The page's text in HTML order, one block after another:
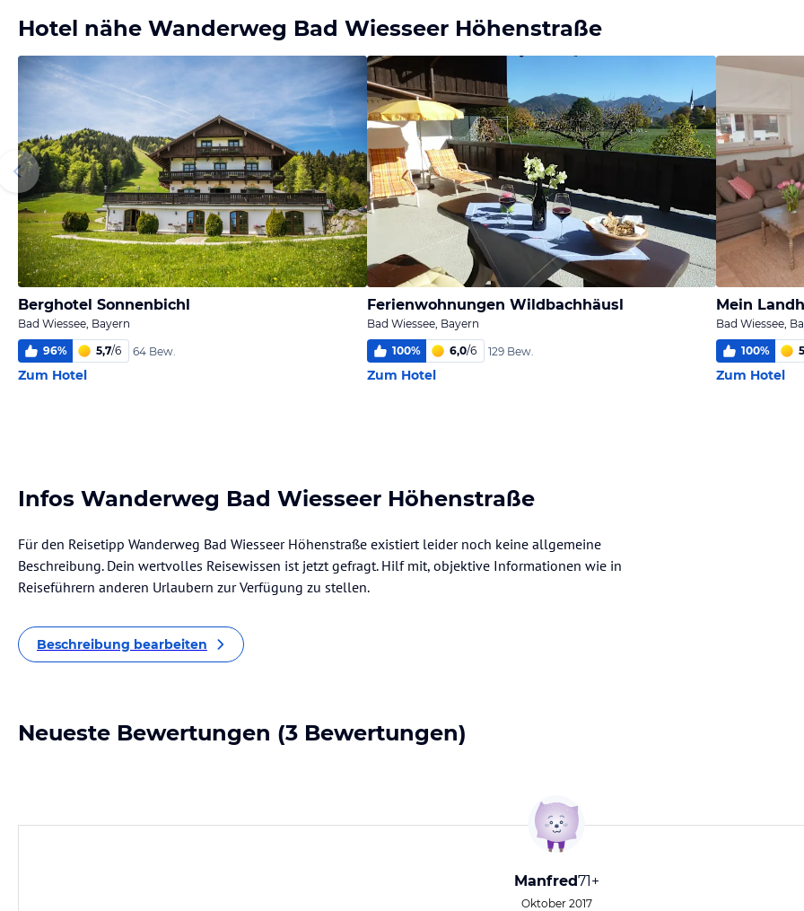
Hotel nähe Wanderweg Bad Wiesseer Höhenstraße
Berghotel Sonnenbichl
Bad Wiessee, Bayern
96% 5,7/6 64 Bew.
Zum Hotel
Ferienwohnungen Wildbachhäusl
Bad Wiessee, Bayern
100% 6,0/6 129 Bew.
Zum Hotel
Mein
Bad Wiessee,
100%
Zum Hotel
Infos Wanderweg Bad Wiesseer Höhenstraße
Für den Reisetipp Wanderweg Bad Wiesseer Höhenstraße existiert leider noch keine allgemeine
Beschreibung. Dein wertvolles Reisewissen ist jetzt gefragt. Hilf mit, objektive Informationen wie in
Reiseführern anderen Urlaubern zur Verfügung zu stellen.
Beschreibung bearbeiten
Neueste Bewertungen (3 Bewertungen)
Manfred71+
Oktober 2017